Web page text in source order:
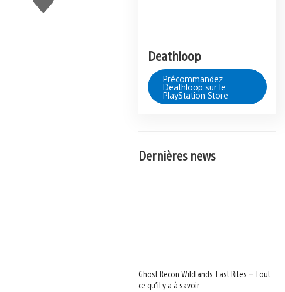
Deathloop
Précommandez
Deathloop sur le
PlayStation Store
Dernières news
Ghost Recon Wildlands: Last Rites – Tout
ce qu’il y a à savoir